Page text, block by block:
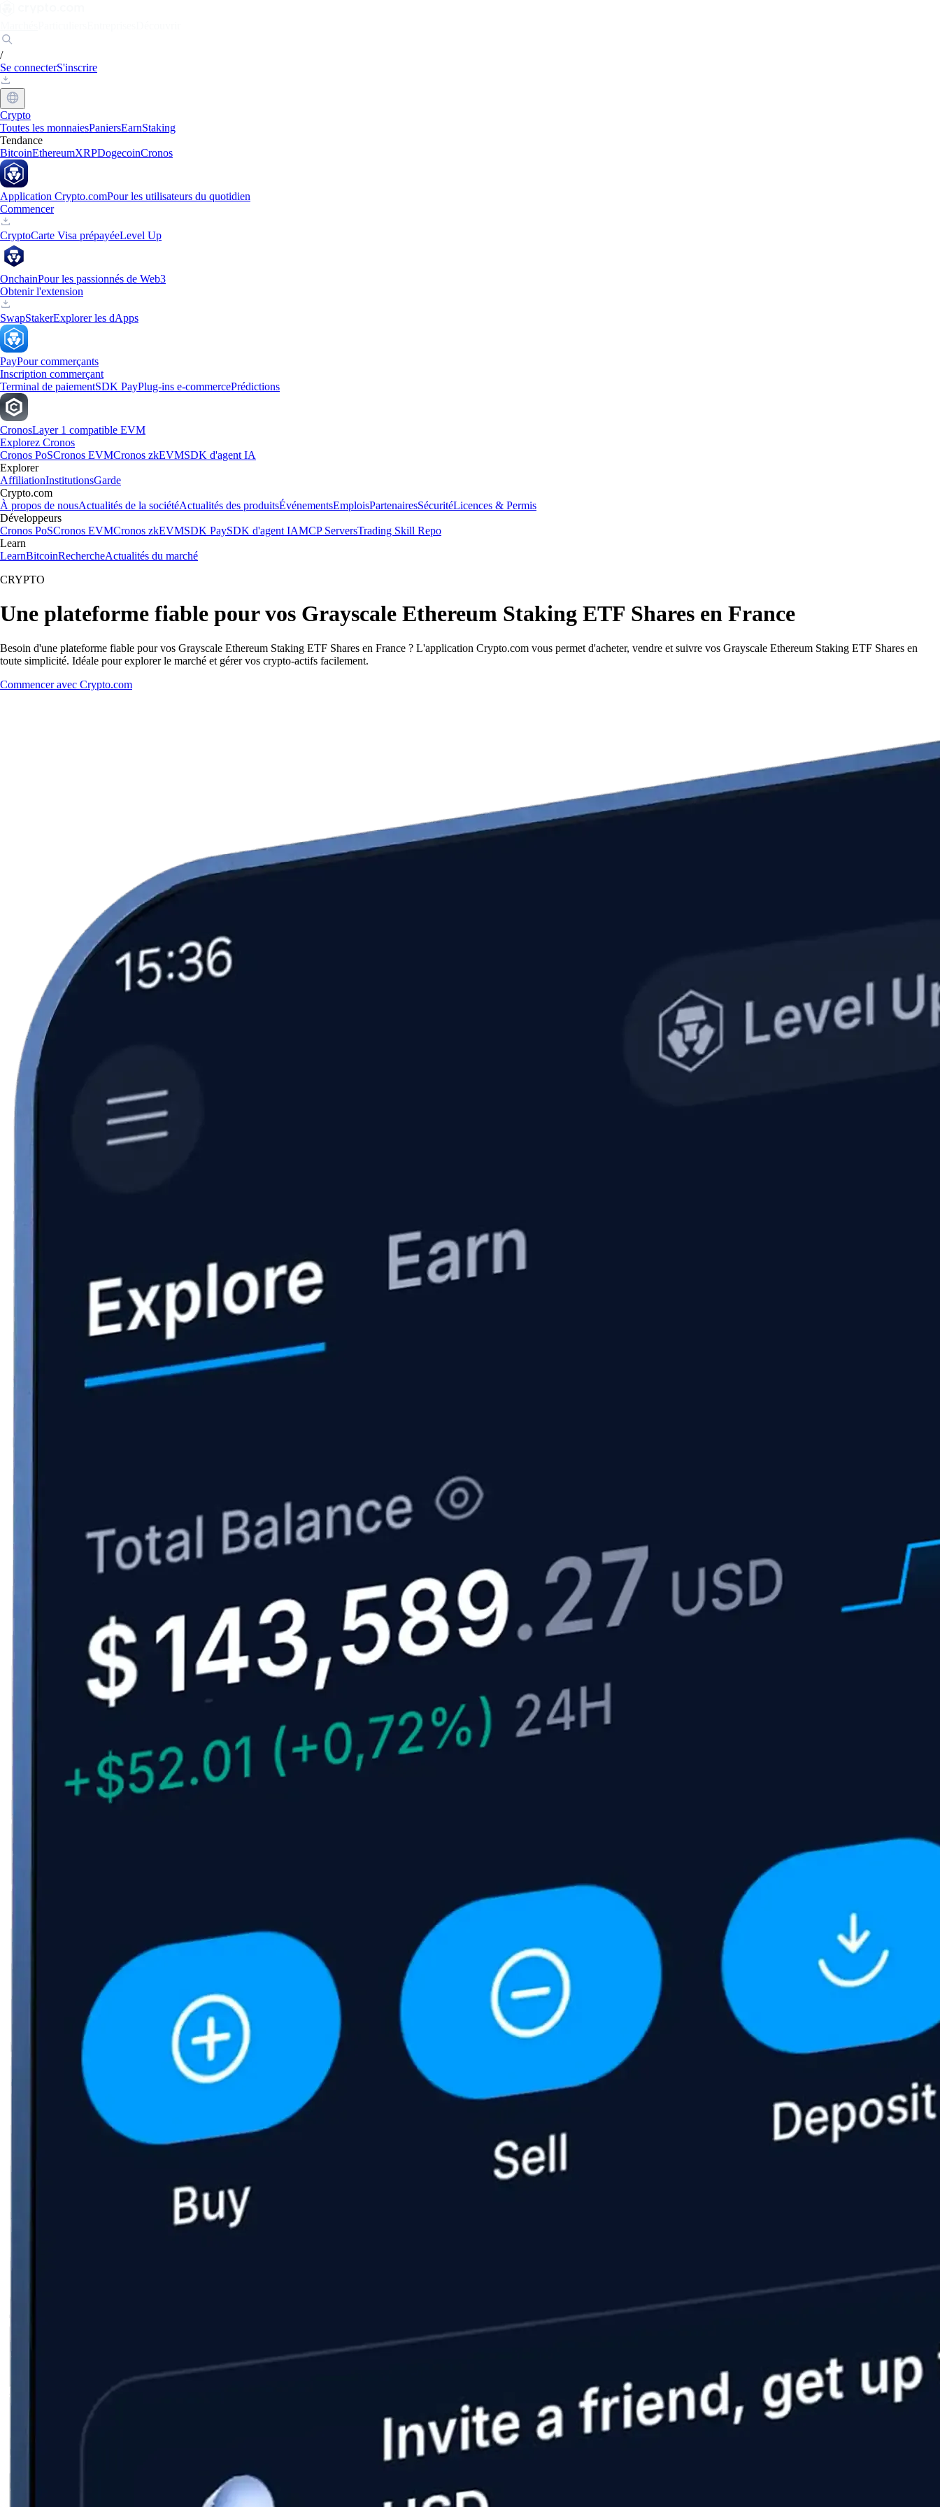
/
Se connecterS'inscrire
Crypto
Toutes les monnaiesPaniersEarnStaking
Tendance
BitcoinEthereumXRPDogecoinCronos
Application Crypto.comPour les utilisateurs du quotidien
Commencer
CryptoCarte Visa prépayéeLevel Up
OnchainPour les passionnés de Web3
Obtenir l'extension
SwapStakerExplorer les dApps
PayPour commerçants
Inscription commerçant
Terminal de paiementSDK PayPlug-ins e-commercePrédictions
CronosLayer 1 compatible EVM
Explorez Cronos
Cronos PoSCronos EVMCronos zkEVMSDK d'agent IA
Explorer
AffiliationInstitutionsGarde
Crypto.com
À propos de nousActualités de la sociétéActualités des produitsÉvénementsEmploisPartenairesSécuritéLicences & Permis
Développeurs
Cronos PoSCronos EVMCronos zkEVMSDK PaySDK d'agent IAMCP ServersTrading Skill Repo
Learn
LearnBitcoinRechercheActualités du marché
CRYPTO
Une plateforme fiable pour vos Grayscale Ethereum Staking ETF Shares en France
Besoin d'une plateforme fiable pour vos Grayscale Ethereum Staking ETF Shares en France ? L'application Crypto.com vous permet d'acheter, vendre et suivre vos Grayscale Ethereum Staking ETF Shares en
toute simplicité. Idéale pour explorer le marché et gérer vos crypto-actifs facilement.
Commencer avec Crypto.com